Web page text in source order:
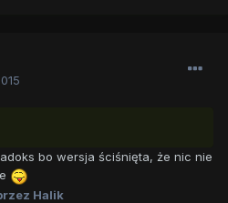
bo wersja ściśnięta, że nic nie
Halik